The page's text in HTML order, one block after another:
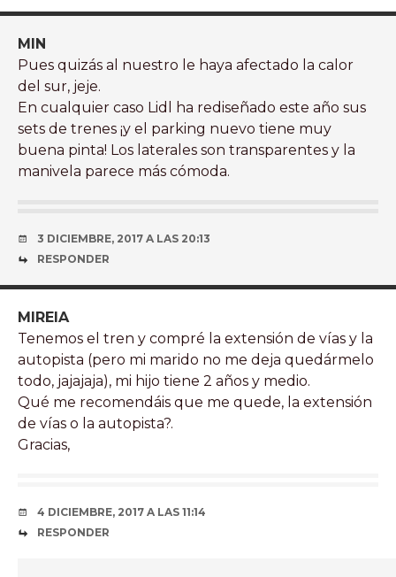
MIN
Pues quizás al nuestro le haya afectado la calor
del sur, jeje.
En cualquier caso Lidl ha rediseñado este año sus
sets de trenes ¡y el parking nuevo tiene muy
buena pinta! Los laterales son transparentes y la
manivela parece más cómoda.
3 DICIEMBRE, 2017 A LAS 20:13
RESPONDER
MIREIA
Tenemos el tren y compré la extensión de vías y la
autopista (pero mi marido no me deja quedármelo
todo, jajajaja), mi hijo tiene 2 años y medio.
Qué me recomendáis que me quede, la extensión
de vías o la autopista?.
Gracias,
4 DICIEMBRE, 2017 A LAS 11:14
RESPONDER